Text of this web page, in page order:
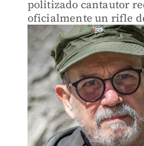
politizado cantautor
oficialmente un rifle
guerra de las
ofrezca.